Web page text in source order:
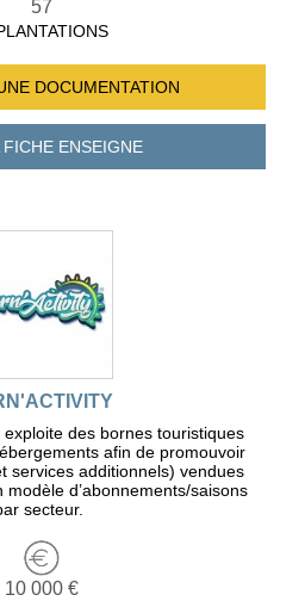
57
DOCUMENTATION
ENSEIGNE
exploite des bornes touristiques
afin de promouvoir
services additionnels) vendues
d’abonnements/saisons
secteur.
10 000 €